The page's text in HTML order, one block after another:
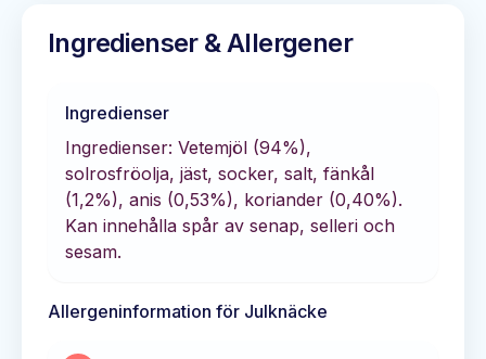
Ingredienser & Allergener
Ingredienser
Ingredienser: Vetemjöl (94%),
solrosfröolja, jäst, socker, salt, fänkål
(1,2%), anis (0,53%), koriander (0,40%).
Kan innehålla spår av senap, selleri och
sesam.
Allergeninformation för Julknäcke